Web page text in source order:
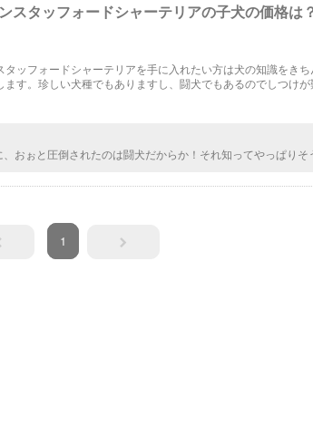
スタッフォードシャーテリアの子犬の価格は
タッフォードシャーテリアを手に入れたい方は犬の知識をき
ます。珍しい犬種でもありますし、闘犬でもあるのでしつけが
、おぉと圧倒されたのは闘犬だからか！それ知ってやっぱり
きかな。もっとするんじゃないかなぁと思ってたのにな。
1